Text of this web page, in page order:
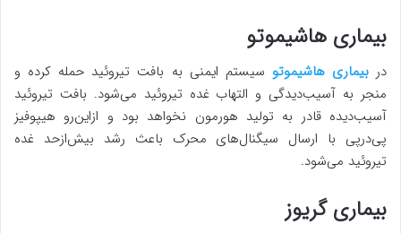
بیماری هاشیموتو
دربیماری هاشیموتو سیستم ایمنی به بافت تیروئید حمله کرده و
منجر به آسیب‌دیدگی و التهاب غده تیروئید می‌شود. بافت تیروئید
آسیب‌دیده قادر به تولید هورمون نخواهد بود و ازاین‌رو هیپوفیز
پی‌درپی با ارسال سیگنال‌های محرک باعث رشد بیش‌ازحد غده
تیروئید می‌شود.
بیماری گریوز